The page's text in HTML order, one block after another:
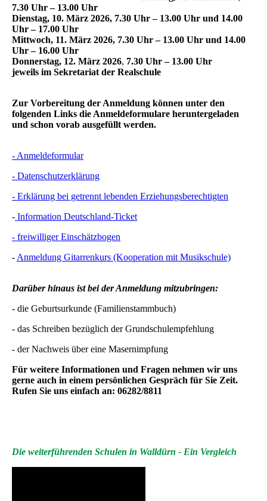
7.30 Uhr – 13.00 Uhr
Dienstag, 10. März 2026, 7.30 Uhr – 13.00 Uhr und 14.00
Uhr – 17.00 Uhr
Mittwoch, 11. März 2026, 7.30 Uhr – 13.00 Uhr und 14.00
Uhr – 16.00 Uhr
Donnerstag, 12. März 2026, 7.30 Uhr – 13.00 Uhr
jeweils im Sekretariat der Realschule
Zur Vorbereitung der Anmeldung können unter den
folgenden Links die Anmeldeformulare heruntergeladen
und schon vorab ausgefüllt werden.
- Anmeldeformular
- Datenschutzerklärung
- Erklärung bei getrennt lebenden Erziehungsberechtigten
- Information Deutschland-Ticket
- freiwilliger Einschätzbogen
- Anmeldung Gitarrenkurs (Kooperation mit Musikschule)
Darüber hinaus ist bei der Anmeldung mitzubringen:
- die Geburtsurkunde (Familienstammbuch)
- das Schreiben bezüglich der Grundschulempfehlung
- der Nachweis über eine Masernimpfung
Für weitere Informationen und Fragen nehmen wir uns
gerne auch in einem persönlichen Gespräch für Sie Zeit.
Rufen Sie uns einfach an: 06282/8811
Die weiterführenden Schulen in Walldürn - Ein Vergleich